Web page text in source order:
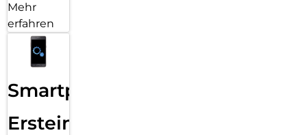
Mehr
erfahren
Smartphone
Ersteinrichtung